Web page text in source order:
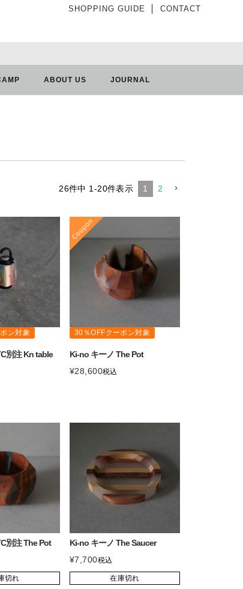
SHOPPING GUIDE CONTACT
ABOUT US JOURNAL
26件中 1 -20件表示 1 2
ン対象
別注 Kn table
30％OFFクーポン対象
Ki-no キーノ The Pot
¥28,600税込
別注 The Pot
切れ
Ki-no キーノ The Saucer
¥7,700税込
在庫切れ